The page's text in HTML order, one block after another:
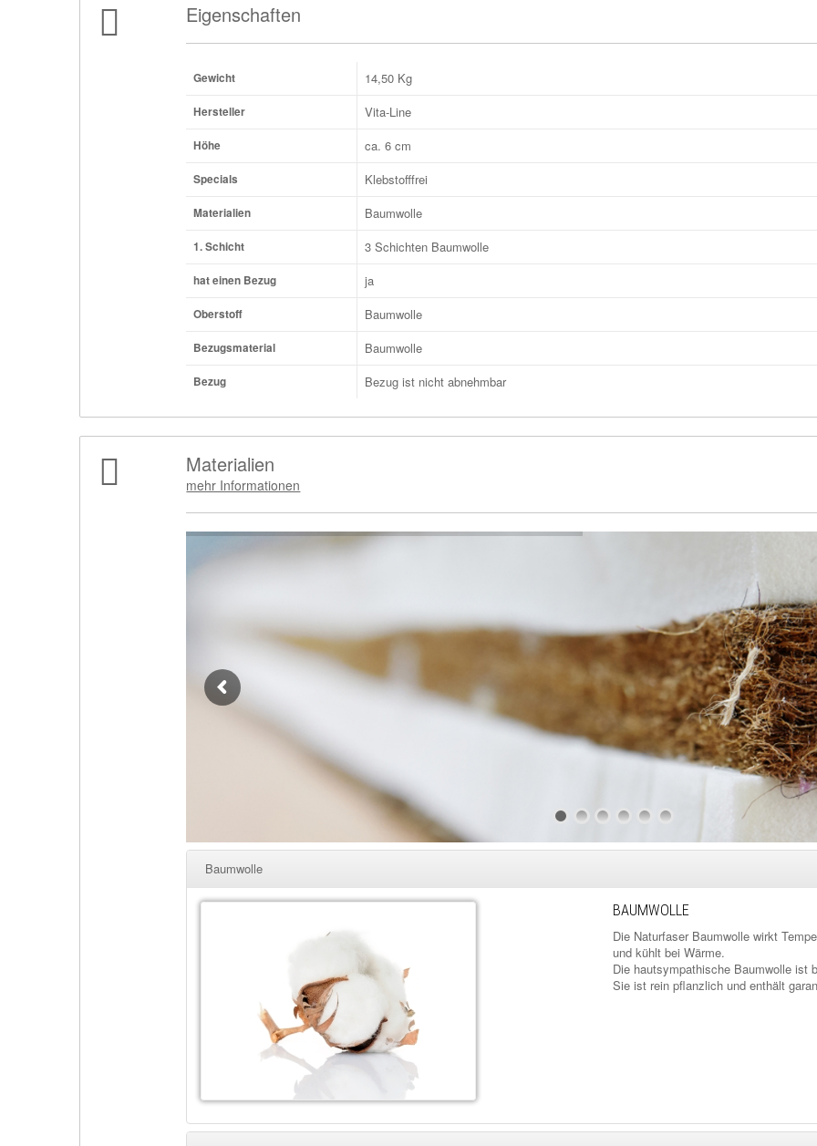
Eigenschaften
Gewicht 14,50 Kg
Hersteller Vita-Line
Höhe ca. 6 cm
Specials Klebstofffrei
Materialien Baumwolle
1. Schicht 3 Schichten Baumwolle
hat einen Bezug ja
Oberstoff Baumwolle
Bezugsmaterial Baumwolle
Bezug Bezug ist nicht abnehmbar
Materialien
mehr Informationen
Baumwolle
BAUMWOLLE
Die Naturfaser Baumwolle wirkt
und kühlt bei Wärme.
Die hautsympathische Baumwolle ist
Sie ist rein pflanzlich und enthält